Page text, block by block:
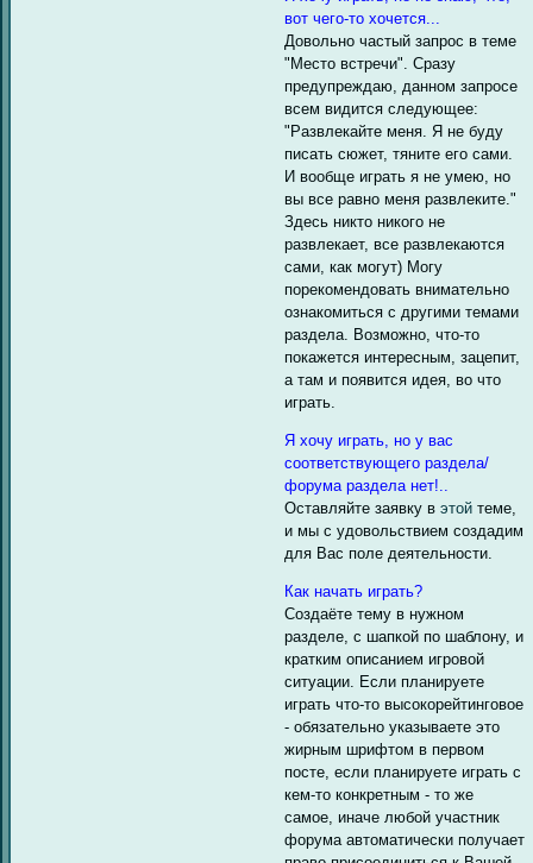
вот чего-то хочется...
Довольно частый запрос в теме
"Место встречи". Сразу
предупреждаю, данном запросе
всем видится следующее:
"Развлекайте меня. Я не буду
писать сюжет, тяните его сами.
И вообще играть я не умею, но
вы все равно меня развлеките."
Здесь никто никого не
развлекает, все развлекаются
сами, как могут) Могу
порекомендовать внимательно
ознакомиться с другими темами
раздела. Возможно, что-то
покажется интересным, зацепит,
а там и появится идея, во что
играть.
Я хочу играть, но у вас
соответствующего раздела/
форума раздела нет!..
Оставляйте заявку вэтой теме,
и мы с удовольствием создадим
для Вас поле деятельности.
Как начать играть?
Создаёте тему в нужном
разделе, с шапкой по шаблону, и
кратким описанием игровой
ситуации. Если планируете
играть что-то высокорейтинговое
- обязательно указываете это
жирным шрифтом в первом
посте, если планируете играть с
кем-то конкретным - то же
самое, иначе любой участник
форума автоматически получает